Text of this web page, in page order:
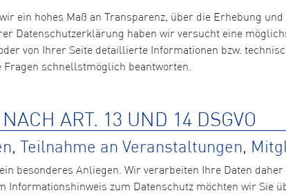
ein hohes Maß an Transparenz, über die Erhebung
Datenschutzerklärung haben wir versucht eine
von Ihrer Seite detaillierte Informationen bzw.
schnellstmöglich beantworten.
ART. 13 UND 14 DSGVO
Teilnahme an Veranstaltungen,
besonderes Anliegen. Wir verarbeiten Ihre Daten
Informationshinweis zum Datenschutz möchten wir